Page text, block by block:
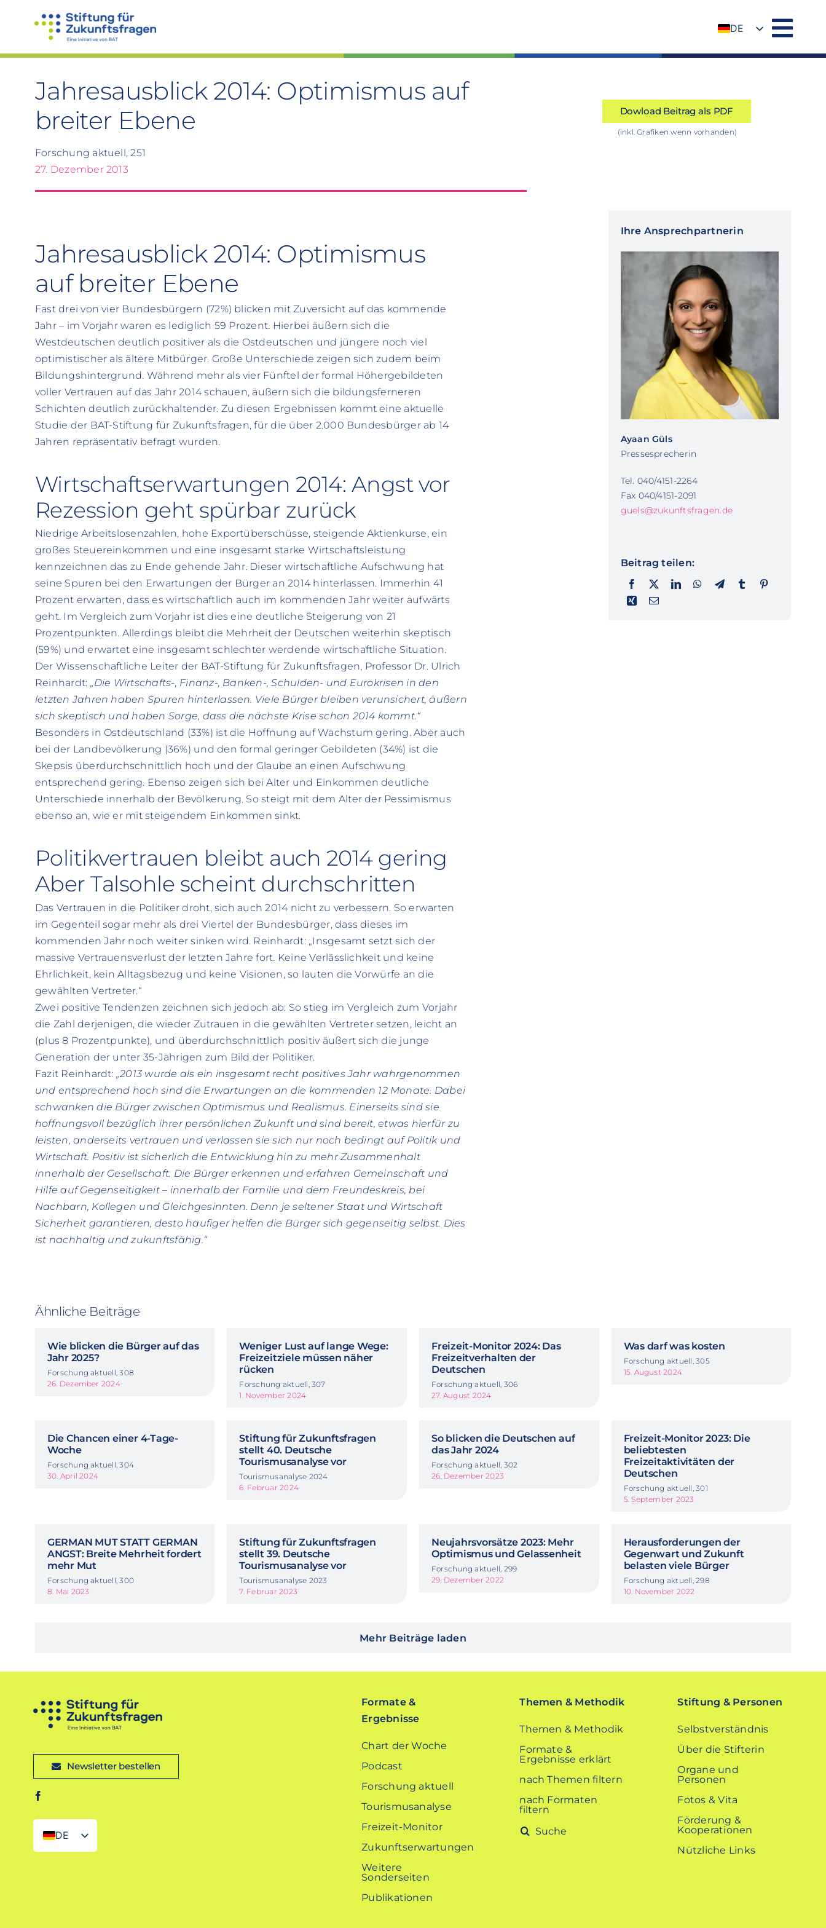
DE
Jahresausblick 2014: Optimismus auf
breiter Ebene
Forschung aktuell, 251
27. Dezember 2013
Dowload Beitrag als PDF
(inkl. Grafiken wenn vorhanden)
Jahresausblick 2014: Optimismus
auf breiter Ebene
Fast drei von vier Bundesbürgern (72%) blicken mit Zuversicht auf das kommende
Jahr – im Vorjahr waren es lediglich 59 Prozent. Hierbei äußern sich die
Westdeutschen deutlich positiver als die Ostdeutschen und jüngere noch viel
optimistischer als ältere Mitbürger. Große Unterschiede zeigen sich zudem beim
Bildungshintergrund. Während mehr als vier Fünftel der formal Höhergebildeten
voller Vertrauen auf das Jahr 2014 schauen, äußern sich die bildungsferneren
Schichten deutlich zurückhaltender. Zu diesen Ergebnissen kommt eine aktuelle
Studie der BAT-Stiftung für Zukunftsfragen, für die über 2.000 Bundesbürger ab 14
Jahren repräsentativ befragt wurden.
Wirtschaftserwartungen 2014: Angst vor
Rezession geht spürbar zurück
Niedrige Arbeitslosenzahlen, hohe Exportüberschüsse, steigende Aktienkurse, ein
großes Steuereinkommen und eine insgesamt starke Wirtschaftsleistung
kennzeichnen das zu Ende gehende Jahr. Dieser wirtschaftliche Aufschwung hat
seine Spuren bei den Erwartungen der Bürger an 2014 hinterlassen. Immerhin 41
Prozent erwarten, dass es wirtschaftlich auch im kommenden Jahr weiter aufwärts
geht. Im Vergleich zum Vorjahr ist dies eine deutliche Steigerung von 21
Prozentpunkten. Allerdings bleibt die Mehrheit der Deutschen weiterhin skeptisch
(59%) und erwartet eine insgesamt schlechter werdende wirtschaftliche Situation.
Der Wissenschaftliche Leiter der BAT-Stiftung für Zukunftsfragen, Professor Dr. Ulrich
Reinhardt: „Die Wirtschafts-, Finanz-, Banken-, Schulden- und Eurokrisen in den
letzten Jahren haben Spuren hinterlassen. Viele Bürger bleiben verunsichert, äußern
sich skeptisch und haben Sorge, dass die nächste Krise schon 2014 kommt.“
Besonders in Ostdeutschland (33%) ist die Hoffnung auf Wachstum gering. Aber auch
bei der Landbevölkerung (36%) und den formal geringer Gebildeten (34%) ist die
Skepsis überdurchschnittlich hoch und der Glaube an einen Aufschwung
entsprechend gering. Ebenso zeigen sich bei Alter und Einkommen deutliche
Unterschiede innerhalb der Bevölkerung. So steigt mit dem Alter der Pessimismus
ebenso an, wie er mit steigendem Einkommen sinkt.
Politikvertrauen bleibt auch 2014 gering
Aber Talsohle scheint durchschritten
Das Vertrauen in die Politiker droht, sich auch 2014 nicht zu verbessern. So erwarten
im Gegenteil sogar mehr als drei Viertel der Bundesbürger, dass dieses im
kommenden Jahr noch weiter sinken wird. Reinhardt: „Insgesamt setzt sich der
massive Vertrauensverlust der letzten Jahre fort. Keine Verlässlichkeit und keine
Ehrlichkeit, kein Alltagsbezug und keine Visionen, so lauten die Vorwürfe an die
gewählten Vertreter.“
Zwei positive Tendenzen zeichnen sich jedoch ab: So stieg im Vergleich zum Vorjahr
die Zahl derjenigen, die wieder Zutrauen in die gewählten Vertreter setzen, leicht an
(plus 8 Prozentpunkte), und überdurchschnittlich positiv äußert sich die junge
Generation der unter 35-Jährigen zum Bild der Politiker.
Fazit Reinhardt: „2013 wurde als ein insgesamt recht positives Jahr wahrgenommen
und entsprechend hoch sind die Erwartungen an die kommenden 12 Monate. Dabei
schwanken die Bürger zwischen Optimismus und Realismus. Einerseits sind sie
hoffnungsvoll bezüglich ihrer persönlichen Zukunft und sind bereit, etwas hierfür zu
leisten, anderseits vertrauen und verlassen sie sich nur noch bedingt auf Politik und
Wirtschaft. Positiv ist sicherlich die Entwicklung hin zu mehr Zusammenhalt
innerhalb der Gesellschaft. Die Bürger erkennen und erfahren Gemeinschaft und
Hilfe auf Gegenseitigkeit – innerhalb der Familie und dem Freundeskreis, bei
Nachbarn, Kollegen und Gleichgesinnten. Denn je seltener Staat und Wirtschaft
Sicherheit garantieren, desto häufiger helfen die Bürger sich gegenseitig selbst. Dies
ist nachhaltig und zukunftsfähig.“
Ihre Ansprechpartnerin
Ayaan Güls
Pressesprecherin
Tel. 040/4151-2264
Fax 040/4151-2091
guels@zukunftsfragen.de
Beitrag teilen:
Ähnliche Beiträge
Wie blicken die Bürger auf das
Jahr 2025?
Forschung aktuell, 308
26. Dezember 2024
Weniger Lust auf lange Wege:
Freizeitziele müssen näher
rücken
Forschung aktuell, 307
1. November 2024
Freizeit-Monitor 2024: Das
Freizeitverhalten der
Deutschen
Forschung aktuell, 306
27. August 2024
Was darf was kosten
Forschung aktuell, 305
15. August 2024
Die Chancen einer 4-Tage-
Woche
Forschung aktuell, 304
30. April 2024
Stiftung für Zukunftsfragen
stellt 40. Deutsche
Tourismusanalyse vor
Tourismusanalyse 2024
6. Februar 2024
So blicken die Deutschen auf
das Jahr 2024
Forschung aktuell, 302
26. Dezember 2023
Freizeit-Monitor 2023: Die
beliebtesten
Freizeitaktivitäten der
Deutschen
Forschung aktuell, 301
5. September 2023
GERMAN MUT STATT GERMAN
ANGST: Breite Mehrheit fordert
mehr Mut
Forschung aktuell, 300
8. Mai 2023
Stiftung für Zukunftsfragen
stellt 39. Deutsche
Tourismusanalyse vor
Tourismusanalyse 2023
7. Februar 2023
Neujahrsvorsätze 2023: Mehr
Optimismus und Gelassenheit
Forschung aktuell, 299
29. Dezember 2022
Herausforderungen der
Gegenwart und Zukunft
belasten viele Bürger
Forschung aktuell, 298
10. November 2022
Mehr Beiträge laden
Newsletter bestellen
DE
EN
Formate &
Ergebnisse
Chart der Woche
Podcast
Forschung aktuell
Tourismusanalyse
Freizeit-Monitor
Zukunftserwartungen
Weitere
Sonderseiten
Publikationen
Themen & Methodik
Themen & Methodik
Formate &
Ergebnisse erklärt
nach Themen filtern
nach Formaten
filtern
Suche
Stiftung & Personen
Selbstverständnis
Über die Stifterin
Organe und
Personen
Fotos & Vita
Förderung &
Kooperationen
Nützliche Links